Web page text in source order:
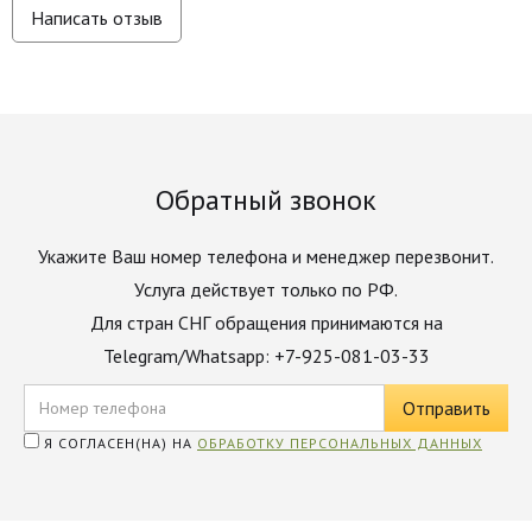
Написать отзыв
Обратный звонок
Укажите Ваш номер телефона и менеджер перезвонит.
Услуга действует только по РФ.
Для стран СНГ обращения принимаются на
Telegram/Whatsapp: +7-925-081-03-33
Я СОГЛАСЕН(НА) НА ОБРАБОТКУ ПЕРСОНАЛЬНЫХ ДАННЫХ